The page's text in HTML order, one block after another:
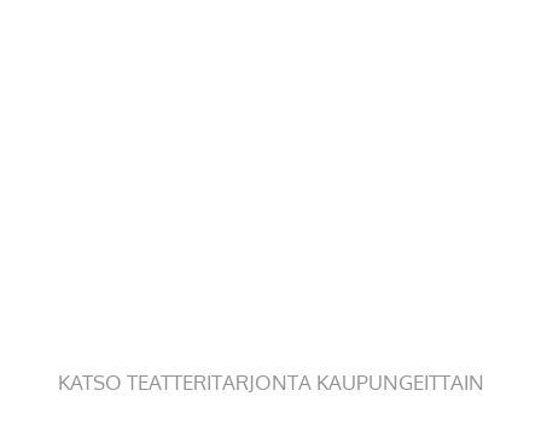
KATSO TEATTERITARJONTA KAUPUNGEITTAIN